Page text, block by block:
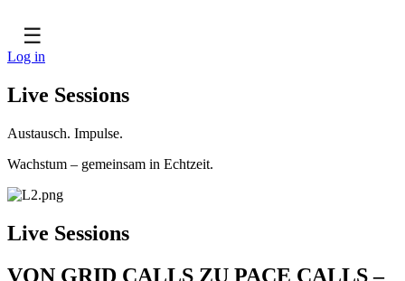
☰
Log in
Live Sessions
Austausch. Impulse.
Wachstum – gemeinsam in Echtzeit.
Live Sessions
VON GRID CALLS ZU PACE CALLS –